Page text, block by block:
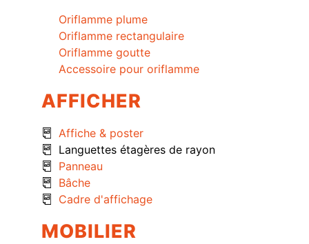
Oriflamme plume
Oriflamme rectangulaire
Oriflamme goutte
Accessoire pour oriflamme
AFFICHER
Affiche & poster
Languettes étagères de rayon
Panneau
Bâche
Cadre d'affichage
MOBILIER